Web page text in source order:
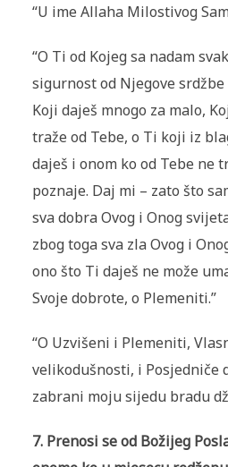
“U ime Allaha Milostivog
“O Ti od Kojeg sa nadam
sigurnost od Njegove srdžbe
Koji daješ mnogo za malo,
traže od Tebe, o Ti koji iz
daješ i onom ko od Tebe ne
poznaje. Daj mi – zato što
sva dobra Ovog i Onog
zbog toga sva zla Ovog i
ono što Ti daješ ne može
Svoje dobrote, o Plemeniti.”
“O Uzvišeni i Plemeniti,
velikodušnosti, i Posjedniče
zabrani moju sijedu bradu
7. Prenosi se od Božijeg